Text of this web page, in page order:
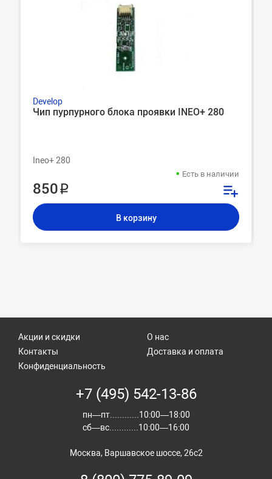
Develop
Чип пурпурного блока проявки INEO+ 280
Ineo+ 280
Есть в наличии
850 ₽
В корзину
Акции и скидки
Контакты
О нас
Доставка и оплата
Конфиденциальность
+7 (495) 542-13-86
пн—пт............10:00—18:00
сб—вс............10:00—16:00
Москва, Варшавское шоссе, 26с2